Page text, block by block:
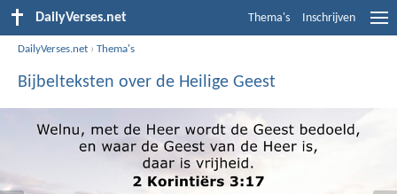
DailyVerses.net Thema's Inschrijven
DailyVerses.net ›Thema's
Bijbelteksten over de Heilige Geest